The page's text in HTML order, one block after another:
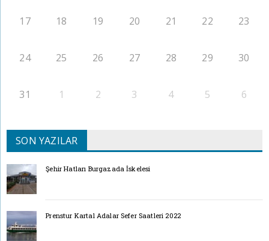
17 18 19 20 21 22 23
24 25 26 27 28 29 30
31 1 2 3 4 5 6
SON YAZILAR
Şehir Hatları Burgazada İskelesi
Prenstur Kartal Adalar Sefer Saatleri 2022